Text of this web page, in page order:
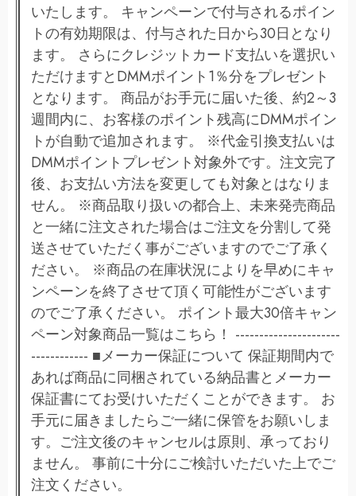
いたします。 キャンペーンで付与されるポイン
トの有効期限は、付与された日から30日となり
ます。 さらにクレジットカード支払いを選択い
ただけますとDMMポイント1％分をプレゼント
となります。 商品がお手元に届いた後、約2～3
週間内に、お客様のポイント残高にDMMポイン
トが自動で追加されます。 ※代金引換支払いは
DMMポイントプレゼント対象外です。注文完了
後、お支払い方法を変更しても対象とはなりま
せん。 ※商品取り扱いの都合上、未来発売商品
と一緒に注文された場合はご注文を分割して発
送させていただく事がございますのでご了承く
ださい。 ※商品の在庫状況によりを早めにキャ
ンペーンを終了させて頂く可能性がございます
のでご了承ください。 ポイント最大30倍キャン
ペーン対象商品一覧はこちら！ ----------------------
------------ ■メーカー保証について 保証期間内で
あれば商品に同梱されている納品書とメーカー
保証書にてお受けいただくことができます。 お
手元に届きましたらご一緒に保管をお願いしま
す。ご注文後のキャンセルは原則、承っており
ません。 事前に十分にご検討いただいた上でご
注文ください。